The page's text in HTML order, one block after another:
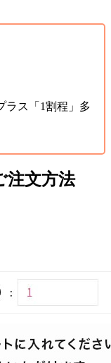
ラス「1割程」多
注文方法